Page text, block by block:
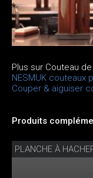
Plus sur Couteau
NESMUK couteaux
Couper & aiguiser
Produits
PLANCHE À